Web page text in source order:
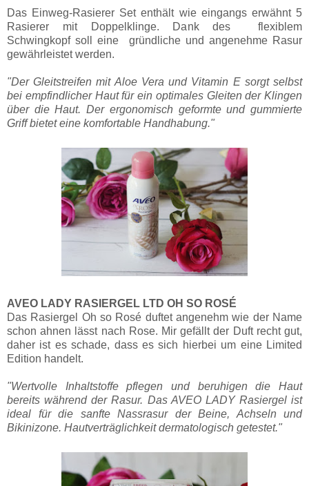
Das Einweg-Rasierer Set enthält wie eingangs erwähnt 5
Rasierer mit Doppelklinge. Dank des flexiblem
Schwingkopf soll eine gründliche und angenehme Rasur
gewährleistet werden.
"Der Gleitstreifen mit Aloe Vera und Vitamin E sorgt selbst
bei empfindlicher Haut für ein optimales Gleiten der Klingen
über die Haut. Der ergonomisch geformte und gummierte
Griff bietet eine komfortable Handhabung."
AVEO LADY RASIERGEL LTD OH SO ROSÉ
Das Rasiergel Oh so Rosé duftet angenehm wie der Name
schon ahnen lässt nach Rose. Mir gefällt der Duft recht gut,
daher ist es schade, dass es sich hierbei um eine Limited
Edition handelt.
"Wertvolle Inhaltstoffe pflegen und beruhigen die Haut
bereits während der Rasur. Das AVEO LADY Rasiergel ist
ideal für die sanfte Nassrasur der Beine, Achseln und
Bikinizone. Hautverträglichkeit dermatologisch getestet."